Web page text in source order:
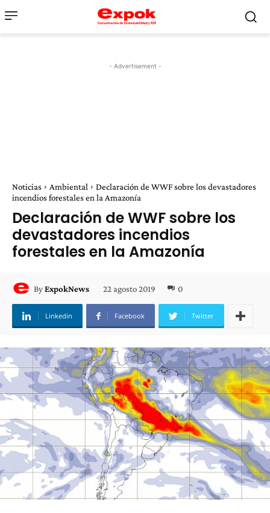
- Advertisement -
Noticias Ambiental
Declaración de WWF sobre los devastadores
incendios forestales en la Amazonía
Declaración de WWF sobre los
devastadores incendios
forestales en la Amazonía
ByExpokNews 22 agosto 2019 0
Linkedin Facebook Twitter